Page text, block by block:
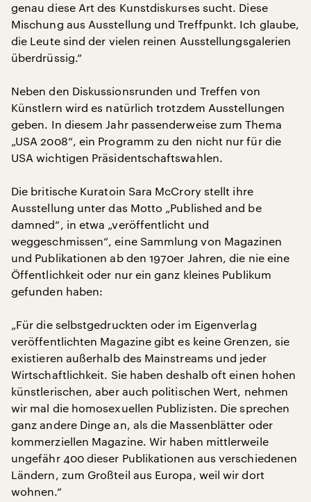
genau diese Art des Kunstdiskurses sucht. Diese
Mischung aus Ausstellung und Treffpunkt. Ich glaube,
die Leute sind der vielen reinen Ausstellungsgalerien
überdrüssig.“
Neben den Diskussionsrunden und Treffen von
Künstlern wird es natürlich trotzdem Ausstellungen
geben. In diesem Jahr passenderweise zum Thema
„USA 2008“, ein Programm zu den nicht nur für die
USA wichtigen Präsidentschaftswahlen.
Die britische Kuratoin Sara McCrory stellt ihre
Ausstellung unter das Motto „Published and be
damned“, in etwa „veröffentlicht und
weggeschmissen“, eine Sammlung von Magazinen
und Publikationen ab den 1970er Jahren, die nie eine
Öffentlichkeit oder nur ein ganz kleines Publikum
gefunden haben:
„Für die selbstgedruckten oder im Eigenverlag
veröffentlichten Magazine gibt es keine Grenzen, sie
existieren außerhalb des Mainstreams und jeder
Wirtschaftlichkeit. Sie haben deshalb oft einen hohen
künstlerischen, aber auch politischen Wert, nehmen
wir mal die homosexuellen Publizisten. Die sprechen
ganz andere Dinge an, als die Massenblätter oder
kommerziellen Magazine. Wir haben mittlerweile
ungefähr 400 dieser Publikationen aus verschiedenen
Ländern, zum Großteil aus Europa, weil wir dort
wohnen.“